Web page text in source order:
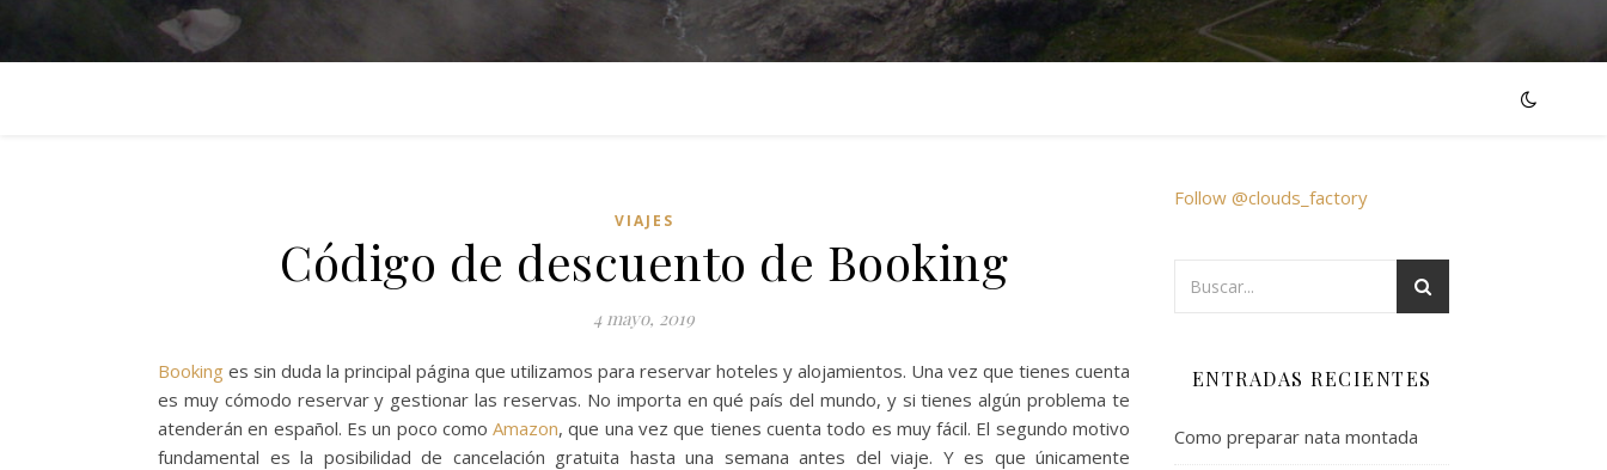
VIAJES
Código de descuento de Booking
4 mayo, 2019
Booking es sin duda la principal página que utilizamos para reservar hoteles y alojamientos. Una vez que tienes cuenta
es muy cómodo reservar y gestionar las reservas. No importa en qué país del mundo, y si tienes algún problema te
atenderán en español. Es un poco comoAmazon, que una vez que tienes cuenta todo es muy fácil. El segundo motivo
fundamental es la posibilidad de cancelación gratuita hasta una semana antes del viaje. Y es que únicamente
Follow @clouds_factory
ENTRADAS RECIENTES
Como preparar nata montada